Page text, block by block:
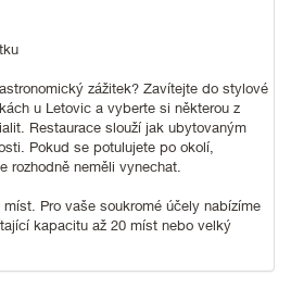
zážitek? Zavítejte do stylové
u Letovic a vyberte si některou z
Restaurace slouží jak ubytovaným
Pokud se potulujete po okolí,
rozhodně neměli vynechat.
Pro vaše soukromé účely nabízíme
kapacitu až 20 míst nebo velký